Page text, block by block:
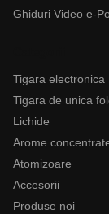
Ghiduri Video e-
Tigara electronica
Tigara de unica
Lichide
Arome
Atomizoare
Accesorii
Produse noi